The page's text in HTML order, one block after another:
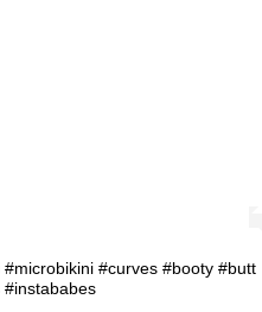
#curves #booty #butt